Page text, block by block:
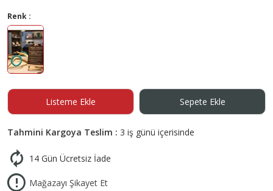
Renk :
Listeme Ekle Sepete Ekle
Tahmini Kargoya Teslim : 3 iş günü içerisinde
14 Gün Ücretsiz İade
Mağazayı Şikayet Et